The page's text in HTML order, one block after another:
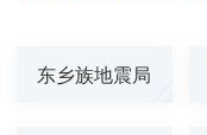
东乡族地震局